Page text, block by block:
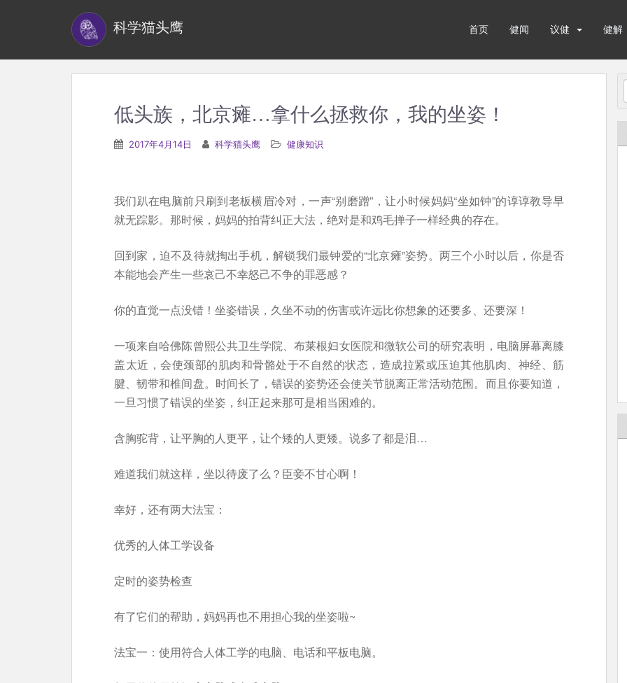
科学猫头鹰 首页 健闻 议健 健解
低头族，北京瘫…拿什么拯救你，我的坐姿！
2017年4月14日 科学猫头鹰 健康知识
我们趴在电脑前只刷到老板横眉冷对，一声“别磨蹭”，让小时候妈妈“坐如钟”的谆谆教导早
就无踪影。那时候，妈妈的拍背纠正大法，绝对是和鸡毛掸子一样经典的存在。
回到家，迫不及待就掏出手机，解锁我们最钟爱的“北京瘫”姿势。两三个小时以后，你是否
本能地会产生一些哀己不幸怒己不争的罪恶感？
你的直觉一点没错！坐姿错误，久坐不动的伤害或许远比你想象的还要多、还要深！
一项来自哈佛陈曾熙公共卫生学院、布莱根妇女医院和微软公司的研究表明，电脑屏幕离膝
盖太近，会使颈部的肌肉和骨骼处于不自然的状态，造成拉紧或压迫其他肌肉、神经、筋
腱、韧带和椎间盘。时间长了，错误的姿势还会使关节脱离正常活动范围。而且你要知道，
一旦习惯了错误的坐姿，纠正起来那可是相当困难的。
含胸驼背，让平胸的人更平，让个矮的人更矮。说多了都是泪…
难道我们就这样，坐以待废了么？臣妾不甘心啊！
幸好，还有两大法宝：
优秀的人体工学设备
定时的姿势检查
有了它们的帮助，妈妈再也不用担心我的坐姿啦~
法宝一：使用符合人体工学的电脑、电话和平板电脑。